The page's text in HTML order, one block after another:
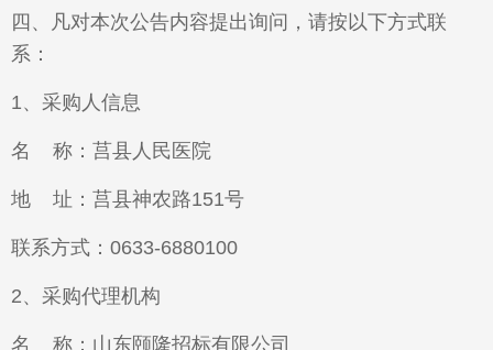
四、凡对本次公告内容提出询问，请按以下方式联
系：
1、采购人信息
名 称：莒县人民医院
地 址：莒县神农路151号
联系方式：0633-6880100
2、采购代理机构
名 称：山东颐隆招标有限公司